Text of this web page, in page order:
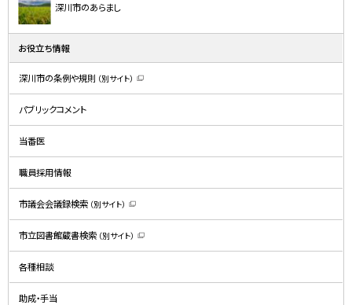
深川市のあらまし
お役立ち情報
深川市の条例や規則 （別サイト）
新
ン
で
す
）
パブリックコメント
当番医
職員採用情報
市議会会議録検索 （別サイト）
新
規
ウ
ン
で
市立図書館蔵書検索 （別サイト）
新
ン
各種相談
助成・手当